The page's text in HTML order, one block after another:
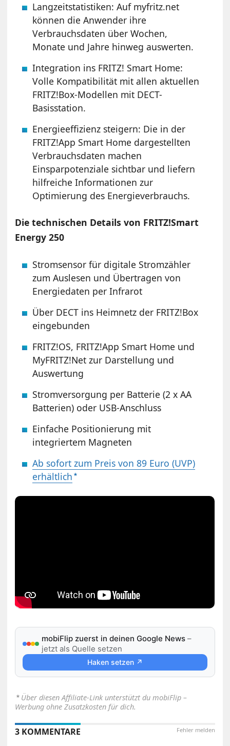
Langzeitstatistiken: Auf myfritz.net
können die Anwender ihre
Verbrauchsdaten über Wochen,
Monate und Jahre hinweg auswerten.
Integration ins FRITZ! Smart Home:
Volle Kompatibilität mit allen aktuellen
FRITZ!Box-Modellen mit DECT-
Basisstation.
Energieeffizienz steigern: Die in der
FRITZ!App Smart Home dargestellten
Verbrauchsdaten machen
Einsparpotenziale sichtbar und liefern
hilfreiche Informationen zur
Optimierung des Energieverbrauchs.
Die technischen Details von FRITZ!Smart
Energy 250
Stromsensor für digitale Stromzähler
zum Auslesen und Übertragen von
Energiedaten per Infrarot
Über DECT ins Heimnetz der FRITZ!Box
eingebunden
FRITZ!OS, FRITZ!App Smart Home und
MyFRITZ!Net zur Darstellung und
Auswertung
Stromversorgung per Batterie (2 x AA
Batterien) oder USB-Anschluss
Einfache Positionierung mit
integriertem Magneten
Ab sofort zum Preis von 89 Euro (UVP)
erhältlich
mobiFlip zuerst in deinen Google News –
jetzt als Quelle setzen
Haken setzen ↗
⋆ Über diesen Affiliate-Link unterstützt du mobiFlip –
Werbung ohne Zusatzkosten für dich.
Fehler melden
3 KOMMENTARE